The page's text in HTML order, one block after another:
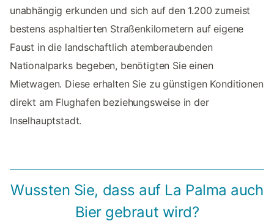
unabhängig erkunden und sich auf den 1.200 zumeist
bestens asphaltierten Straßenkilometern auf eigene
Faust in die landschaftlich atemberaubenden
Nationalparks begeben, benötigten Sie einen
Mietwagen. Diese erhalten Sie zu günstigen Konditionen
direkt am Flughafen beziehungsweise in der
Inselhauptstadt.
Wussten Sie, dass auf La Palma auch
Bier gebraut wird?